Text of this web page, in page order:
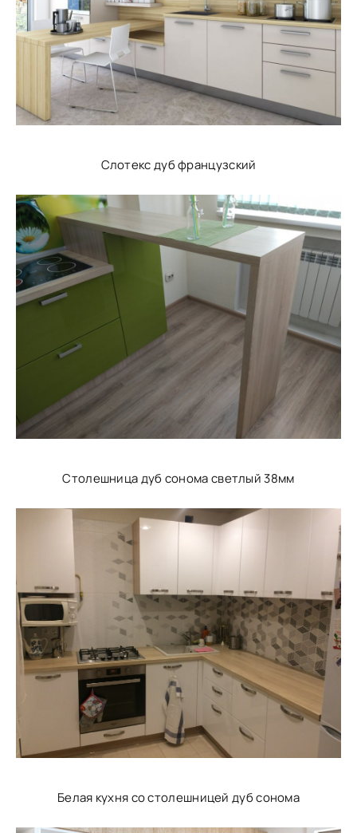
Слотекс дуб французский
Столешница дуб сонома светлый 38мм
Белая кухня со столешницей дуб сонома